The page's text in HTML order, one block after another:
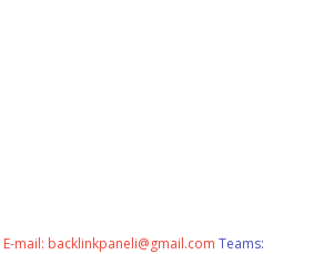
E-mail: backlinkpaneli@gmail.com Teams: